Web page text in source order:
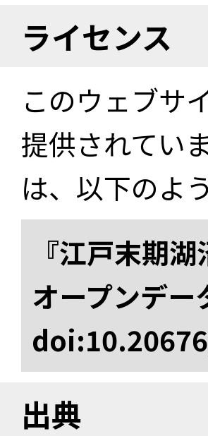
ライセンス
このウェブサ
提供されてい
は、以下のよ
『江戸末期
オープンデ
出典